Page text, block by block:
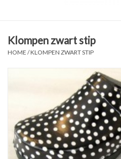
Schoenen
Diversen en Onderhoud
Klompen zwart stip
HOME /KLOMPEN ZWART STIP